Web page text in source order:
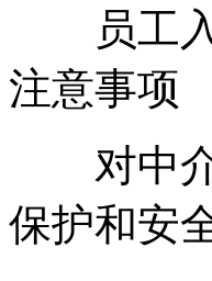
员工入
注意事项
对中介
保护和安